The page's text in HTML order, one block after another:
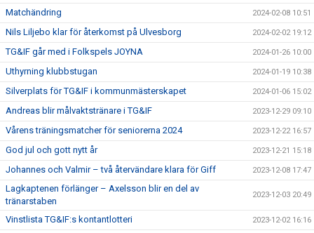
Matchändring 2024-02-08 10:51
Nils Liljebo klar för återkomst på Ulvesborg 2024-02-02 19:12
TG&IF går med i Folkspels JOYNA 2024-01-26 10:00
Uthyrning klubbstugan 2024-01-19 10:38
Silverplats för TG&IF i kommunmästerskapet 2024-01-06 15:02
Andreas blir målvaktstränare i TG&IF 2023-12-29 09:10
Vårens träningsmatcher för seniorerna 2024 2023-12-22 16:57
God jul och gott nytt år 2023-12-21 15:18
Johannes och Valmir – två återvändare klara för Giff 2023-12-08 17:47
Lagkaptenen förlänger – Axelsson blir en del av
tränarstaben
2023-12-03 20:49
Vinstlista TG&IF:s kontantlotteri 2023-12-02 16:16